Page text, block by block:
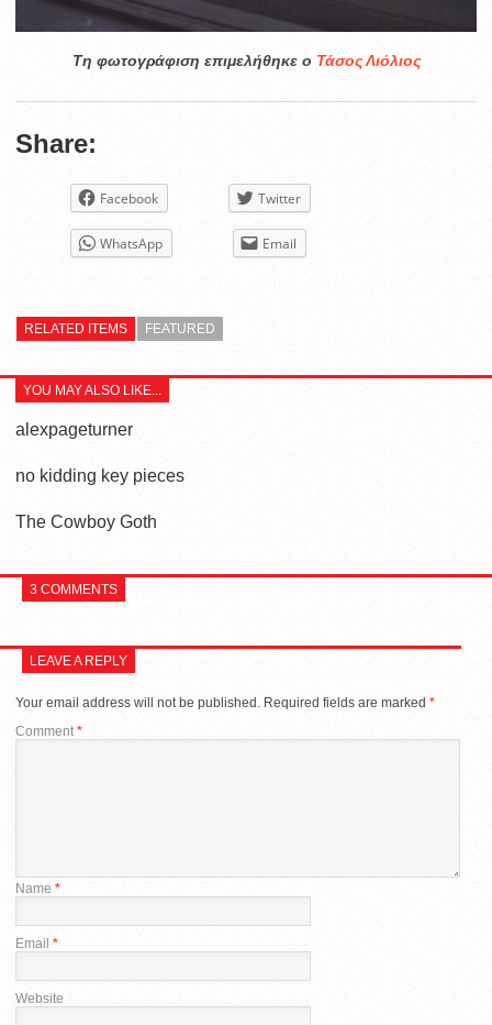
Τη φωτογράφιση επιμελήθηκε ο Τάσος Λιόλιος
Share:
Facebook Twitter
WhatsApp Email
RELATED ITEMS FEATURED
YOU MAY ALSO LIKE...
alexpageturner
no kidding key pieces
The Cowboy Goth
3 COMMENTS
LEAVE A REPLY
Your email address will not be published. Required fields are marked *
Comment*
Name *
Email *
Website